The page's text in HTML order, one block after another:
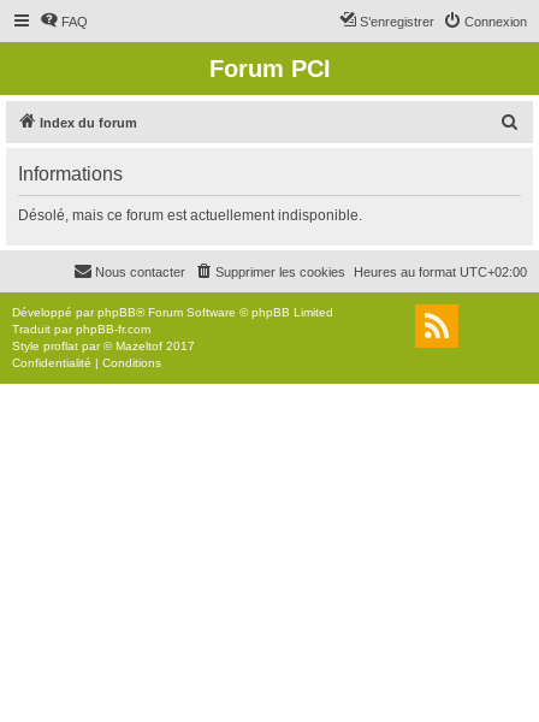
FAQ Connexion
S’enregistrer
Forum PCI
Index du forum
r
c
r
Informations
Désolé, mais ce forum est actuellement indisponible.
Heures au format UTC+02:00
Supprimer les cookies
Nous contacter
Développé parphpBB® Forum Software © phpBB Limited
Traduit parphpBB-fr.com
Style proflat par ©Mazeltof 2017
Confidentialité | Conditions